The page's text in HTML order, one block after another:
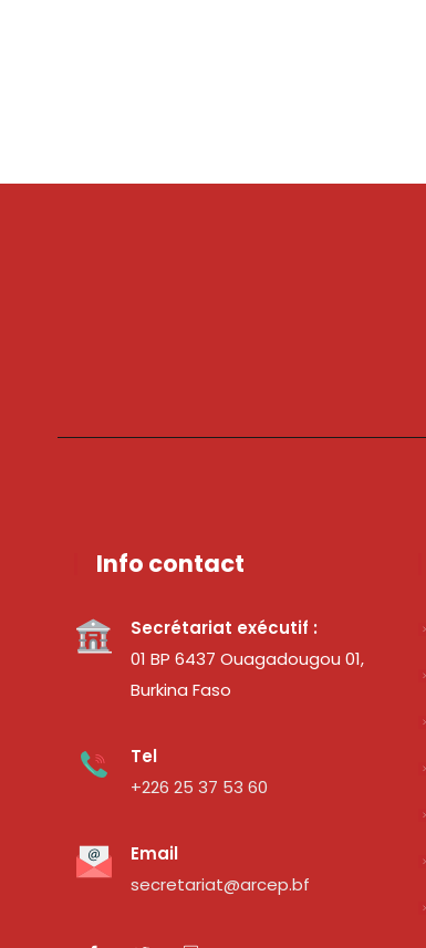
Info contact
Secrétariat exécutif :
01 BP 6437 Ouagadougou 01,
Burkina Faso
Tel
+226 25 37 53 60
Email
secretariat@arcep.bf